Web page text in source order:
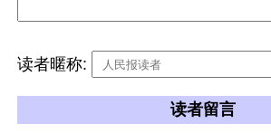
读者暱称:
读者留言